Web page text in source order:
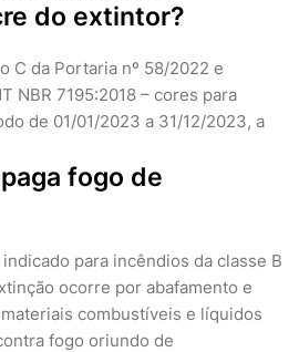
do extintor?
C da Portaria nº 58/2022 e
NBR 7195:2018 – cores para
de 01/01/2023 a 31/12/2023, a
fogo de
para incêndios da classe B
ocorre por abafamento e
combustíveis e líquidos
fogo oriundo de